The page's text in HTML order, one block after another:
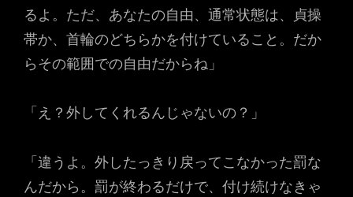
るよ。ただ、あなたの自由、通常状態は、貞操
帯か、首輪のどちらかを付けていること。だか
らその範囲での自由だからね」
「え？外してくれるんじゃないの？」
「違うよ。外したっきり戻ってこなかった罰な
んだから。罰が終わるだけで、付け続けなきゃ